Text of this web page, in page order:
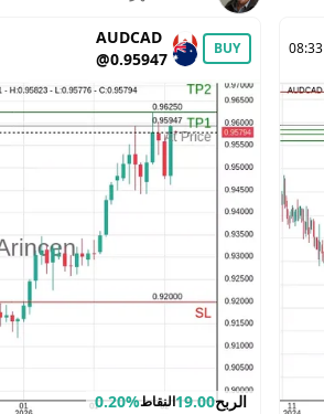
BUY
AUDCAD
@0.95947
الربح19.00النقاط0.20%